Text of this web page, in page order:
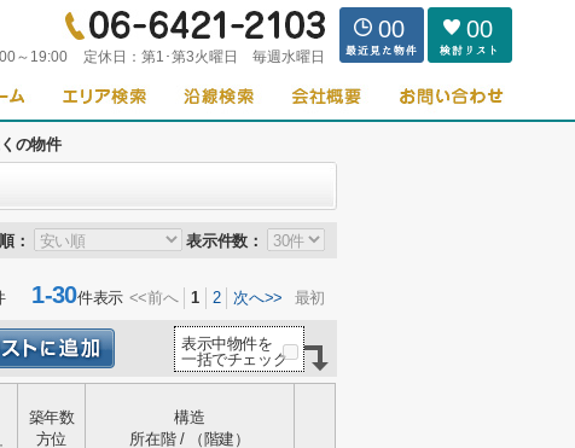
～19:00 定休日： 第1･第3火曜日 毎週水曜日
00 00
の物件
： 表示件数：
1-30件表示 <<前へ 1 2 次へ>> 最初
表示中物件を
一括でチェック
築年数
方位
構造
所在階 / （階建）